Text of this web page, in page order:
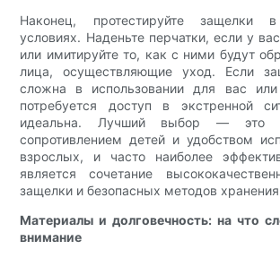
Наконец, протестируйте защелки
условиях. Наденьте перчатки, если у
или имитируйте то, как с ними будут
лица, осуществляющие уход. Если
сложна в использовании для вас
потребуется доступ в экстренной
идеальна. Лучший выбор — это
сопротивлением детей и удобством
взрослых, и часто наиболее
является сочетание
защелки и безопасных методов
Материалы и долговечность: на что
внимание